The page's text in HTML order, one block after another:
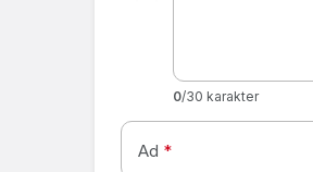
0/30 karakter
Ad *